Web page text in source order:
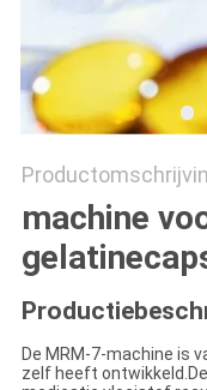
machine
De MRM-7-machine is
zelf heeft